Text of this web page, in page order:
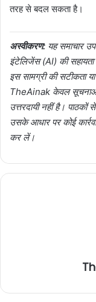
तरह से बदल सकता है।
अस्वीकरण: यह समाचार
इंटेलिजेंस (AI) की
इस सामग्री की सटीकता
TheAinak केवल
उत्तरदायी नहीं है।
उसके आधार पर कोई
कर लें।